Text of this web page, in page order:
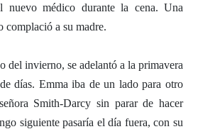
nuevo médico durante la cena. Una
complació a su madre.
del invierno, se adelantó a la primavera
días. Emma iba de un lado para otro
Smith-Darcy sin parar de hacer
siguiente pasaría el día fuera, con su